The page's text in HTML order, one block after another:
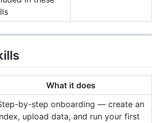
What it does
by-step onboarding — create an
upload data, and run your first